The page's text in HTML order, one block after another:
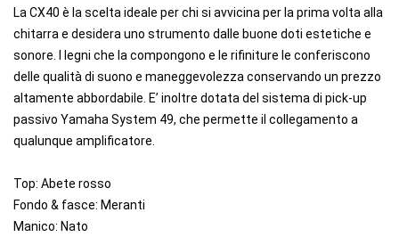
La CX40 è la scelta ideale per chi si avvicina per la prima volta alla
chitarra e desidera uno strumento dalle buone doti estetiche e
sonore. I legni che la compongono e le rifiniture le conferiscono
delle qualità di suono e maneggevolezza conservando un prezzo
altamente abbordabile. E’ inoltre dotata del sistema di pick-up
passivo Yamaha System 49, che permette il collegamento a
qualunque amplificatore.
Top: Abete rosso
Fondo & fasce: Meranti
Manico: Nato